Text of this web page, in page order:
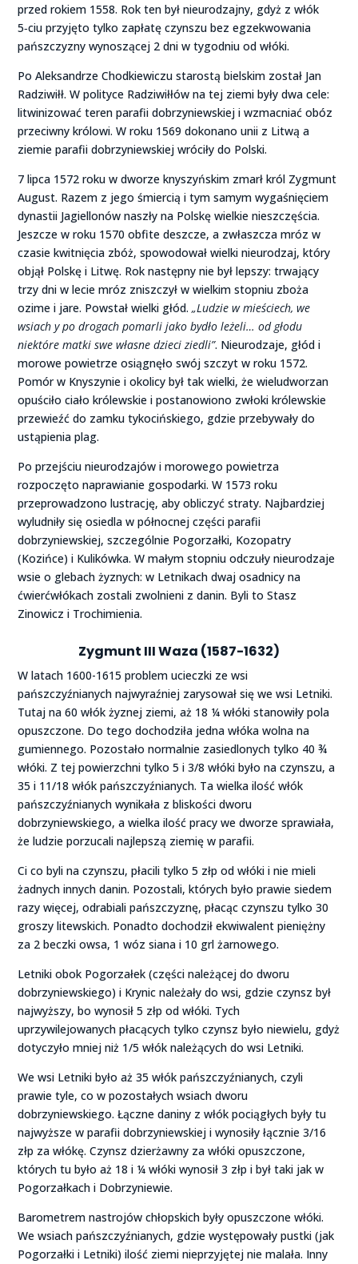
przed rokiem 1558. Rok ten był nieurodzajny, gdyż z włók
5‑ciu przyjęto tylko zapłatę czynszu bez egzekwowania
pańszczyzny wynoszącej 2 dni w tygodniu od włóki.
Po Aleksandrze Chodkiewiczu starostą bielskim został Jan
Radziwiłł. W polityce Radziwiłłów na tej ziemi były dwa cele:
litwinizować teren parafii dobrzyniewskiej i wzmacniać obóz
przeciwny królowi. W roku 1569 dokonano unii z Litwą a
ziemie parafii dobrzyniewskiej wróciły do Polski.
7 lipca 1572 roku w dworze knyszyńskim zmarł król Zygmunt
August. Razem z jego śmiercią i tym samym wygaśnięciem
dynastii Jagiellonów naszły na Polskę wielkie nieszczęścia.
Jeszcze w roku 1570 obfite deszcze, a zwłaszcza mróz w
czasie kwitnięcia zbóż, spowodował wielki nieurodzaj, który
objął Polskę i Litwę. Rok następny nie był lepszy: trwający
trzy dni w lecie mróz zniszczył w wielkim stopniu zboża
ozime i jare. Powstał wielki głód.„Ludzie w mieściech, we
wsiach y po drogach pomarli jako bydło leżeli… od głodu
niektóre matki swe własne dzieci ziedli”. Nieurodzaje, głód i
morowe powietrze osiągnęło swój szczyt w roku 1572.
Pomór w Knyszynie i okolicy był tak wielki, że wieludworzan
opuściło ciało królewskie i postanowiono zwłoki królewskie
przewieźć do zamku tykocińskiego, gdzie przebywały do
ustąpienia plag.
Po przejściu nieurodzajów i morowego powietrza
rozpoczęto naprawianie gospodarki. W 1573 roku
przeprowadzono lustrację, aby obliczyć straty. Najbardziej
wyludniły się osiedla w północnej części parafii
dobrzyniewskiej, szczególnie Pogorzałki, Kozopatry
(Kozińce) i Kulikówka. W małym stopniu odczuły nieurodzaje
wsie o glebach żyznych: w Letnikach dwaj osadnicy na
ćwierćwłókach zostali zwolnieni z danin. Byli to Stasz
Zinowicz i Trochimienia.
Zygmunt III Waza (1587-1632)
W latach 1600-1615 problem ucieczki ze wsi
pańszczyźnianych najwyraźniej zarysował się we wsi Letniki.
Tutaj na 60 włók żyznej ziemi, aż 18 ¼ włóki stanowiły pola
opuszczone. Do tego dochodziła jedna włóka wolna na
gumiennego. Pozostało normalnie zasiedlonych tylko 40 ¾
włóki. Z tej powierzchni tylko 5 i 3/8 włóki było na czynszu, a
35 i 11/18 włók pańszczyźnianych. Ta wielka ilość włók
pańszczyźnianych wynikała z bliskości dworu
dobrzyniewskiego, a wielka ilość pracy we dworze sprawiała,
że ludzie porzucali najlepszą ziemię w parafii.
Ci co byli na czynszu, płacili tylko 5 złp od włóki i nie mieli
żadnych innych danin. Pozostali, których było prawie siedem
razy więcej, odrabiali pańszczyznę, płacąc czynszu tylko 30
groszy litewskich. Ponadto dochodził ekwiwalent pieniężny
za 2 beczki owsa, 1 wóz siana i 10 grl żarnowego.
Letniki obok Pogorzałek (części należącej do dworu
dobrzyniewskiego) i Krynic należały do wsi, gdzie czynsz był
najwyższy, bo wynosił 5 złp od włóki. Tych
uprzywilejowanych płacących tylko czynsz było niewielu, gdyż
dotyczyło mniej niż 1/5 włók należących do wsi Letniki.
We wsi Letniki było aż 35 włók pańszczyźnianych, czyli
prawie tyle, co w pozostałych wsiach dworu
dobrzyniewskiego. Łączne daniny z włók pociągłych były tu
najwyższe w parafii dobrzyniewskiej i wynosiły łącznie 3/16
złp za włókę. Czynsz dzierżawny za włóki opuszczone,
których tu było aż 18 i ¼ włóki wynosił 3 złp i był taki jak w
Pogorzałkach i Dobrzyniewie.
Barometrem nastrojów chłopskich były opuszczone włóki.
We wsiach pańszczyźnianych, gdzie występowały pustki (jak
Pogorzałki i Letniki) ilość ziemi nieprzyjętej nie malała. Inny